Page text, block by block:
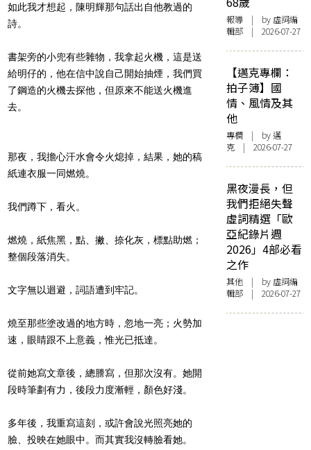
如此我才想起，陳明輝那句話出自他教過的
詩。
書架旁的小兜有些雜物，我拿起火機，這是送
給明仔的，他在信中說自己開始抽煙，我們買
了鋼造的火機去探他，但原來不能送火機進
去。
那夜，我擔心汗水會令火熄掉，結果，她的稿
紙連衣服一同燃燒。
我們蹲下，看火。
燃燒，紙焦黑，點、撇、捺化灰，標點助燃；
整個段落消失。
文字無以迴避，詞語遭到牢記。
燒至那些塗改過的地方時，忽地一亮；火勢加
速，眼睛跟不上意義，惟光已抵達。
從前她寫文章後，總謄寫，但那次沒有。她開
段時筆劃有力，後段力度漸輕，顏色好淺。
多年後，我重寫這刻，或許會說光照亮她的
臉、投映在她眼中。而其實我沒轉臉看她。
報導 | by 虛詞編
輯部 | 2026-07-27
【邁克專欄：
拍子簿】國
情、風情及其
他
專欄 | by邁
克 | 2026-07-27
黑夜漫長，但
我們拒絕失聲
虛詞精選「歐
亞紀錄片週
2026」4部必看
之作
其他 | by 虛詞編
輯部 | 2026-07-27